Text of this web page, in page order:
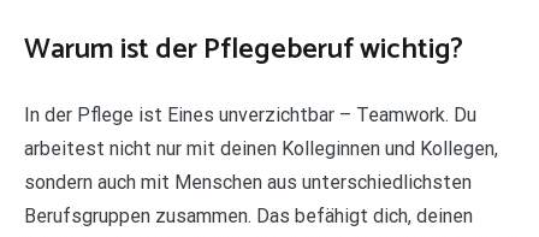
Warum ist der Pflegeberuf wichtig?
In der Pflege ist Eines unverzichtbar – Teamwork. Du
arbeitest nicht nur mit deinen Kolleginnen und Kollegen,
sondern auch mit Menschen aus unterschiedlichsten
Berufsgruppen zusammen. Das befähigt dich, deinen